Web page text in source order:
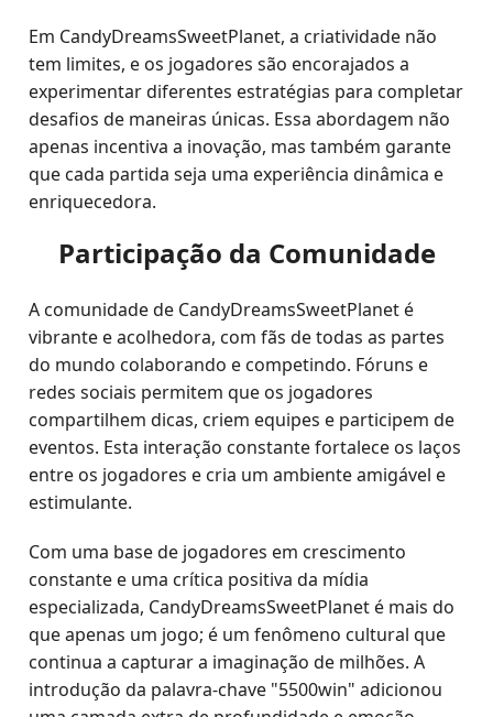
Em CandyDreamsSweetPlanet, a criatividade não
tem limites, e os jogadores são encorajados a
experimentar diferentes estratégias para completar
desafios de maneiras únicas. Essa abordagem não
apenas incentiva a inovação, mas também garante
que cada partida seja uma experiência dinâmica e
enriquecedora.
Participação da Comunidade
A comunidade de CandyDreamsSweetPlanet é
vibrante e acolhedora, com fãs de todas as partes
do mundo colaborando e competindo. Fóruns e
redes sociais permitem que os jogadores
compartilhem dicas, criem equipes e participem de
eventos. Esta interação constante fortalece os laços
entre os jogadores e cria um ambiente amigável e
estimulante.
Com uma base de jogadores em crescimento
constante e uma crítica positiva da mídia
especializada, CandyDreamsSweetPlanet é mais do
que apenas um jogo; é um fenômeno cultural que
continua a capturar a imaginação de milhões. A
introdução da palavra-chave "5500win" adicionou